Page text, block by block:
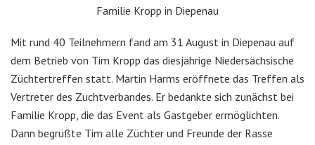
Familie Kropp in Diepenau
Mit rund 40 Teilnehmern fand am 31 August in Diepenau auf
dem Betrieb von Tim Kropp das diesjährige Niedersächsische
Züchtertreffen statt. Martin Harms eröffnete das Treffen als
Vertreter des Zuchtverbandes. Er bedankte sich zunächst bei
Familie Kropp, die das Event als Gastgeber ermöglichten.
Dann begrüßte Tim alle Züchter und Freunde der Rasse